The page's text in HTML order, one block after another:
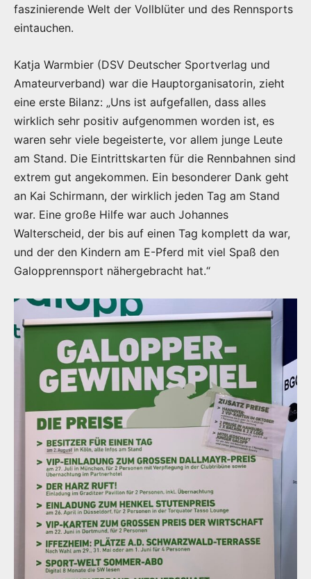
faszinierende Welt der Vollblüter und des Rennsports
eintauchen.
Katja Warmbier (DSV Deutscher Sportverlag und
Amateurverband) war die Hauptorganisatorin, zieht
eine erste Bilanz: „Uns ist aufgefallen, dass alles
wirklich sehr positiv aufgenommen worden ist, es
waren sehr viele begeisterte, vor allem junge Leute
am Stand. Die Eintrittskarten für die Rennbahnen sind
extrem gut angekommen. Ein besonderer Dank geht
an Kai Schirmann, der wirklich jeden Tag am Stand
war. Eine große Hilfe war auch Johannes
Walterscheid, der bis auf einen Tag komplett da war,
und der den Kindern am E-Pferd mit viel Spaß den
Galopprennsport nähergebracht hat.“